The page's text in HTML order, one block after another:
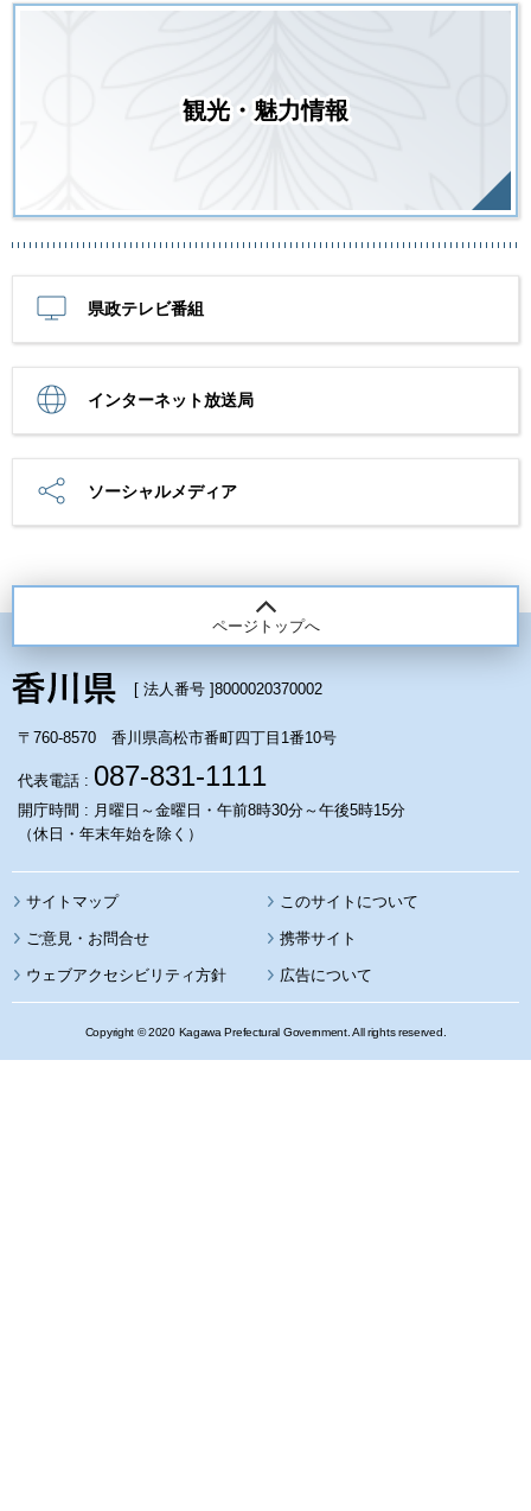
観光・魅力情報
県政テレビ番組
インターネット放送局
ソーシャルメディア
ページトップへ
[ 法人番号 ]8000020370002
〒760-8570 香川県高松市番町四丁目1番10号
代表電話 : 087-831-1111
開庁時間 : 月曜日～金曜日・午前8時30分～午後5時15分
（休日・年末年始を除く）
サイトマップ このサイトについて
携帯サイト
ウェブアクセシビリティ方針 広告について
Copyright © 2020 Kagawa Prefectural Government. All rights reserved.